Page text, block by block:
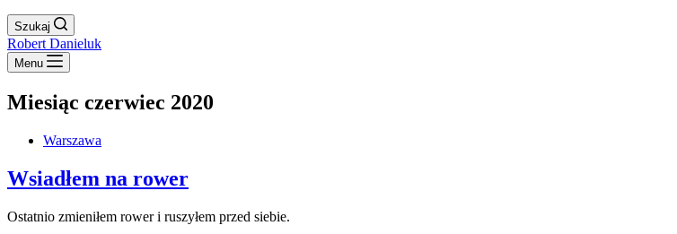
Szukaj
Robert Danieluk
Menu
Miesiąc czerwiec 2020
Warszawa
Wsiadłem na rower
Ostatnio zmieniłem rower i ruszyłem przed siebie.